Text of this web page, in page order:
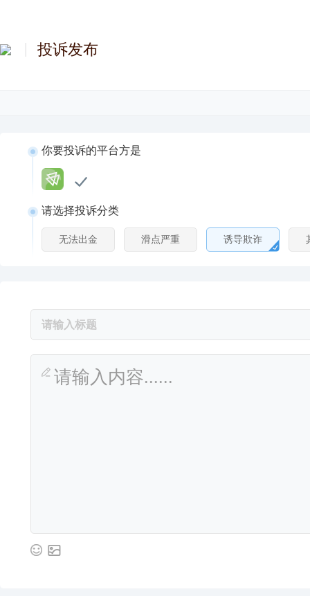
投诉发布
你要投诉的平台方是
请选择投诉分类
无法出金 滑点严重 诱导欺诈
请输入内容......